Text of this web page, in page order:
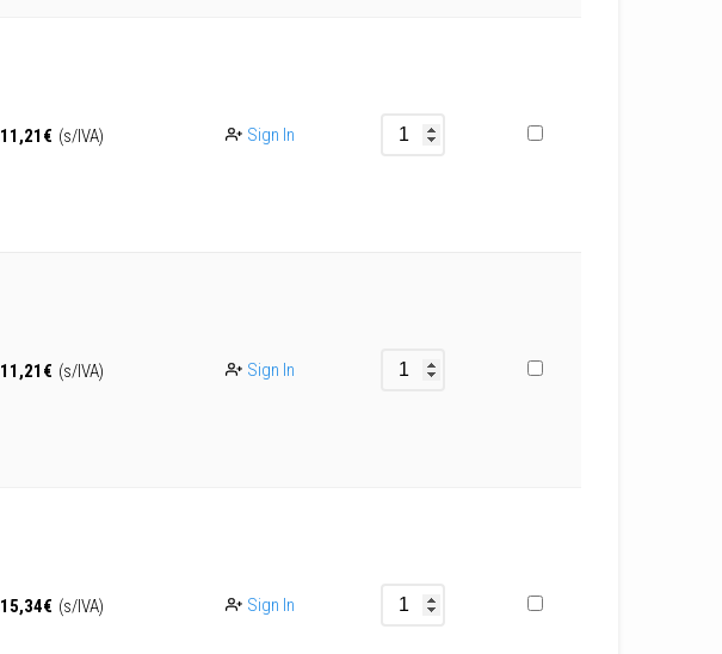
11,21 € (s/IVA) Sign In
11,21 € (s/IVA) Sign In
15,34€ (s/IVA) Sign In